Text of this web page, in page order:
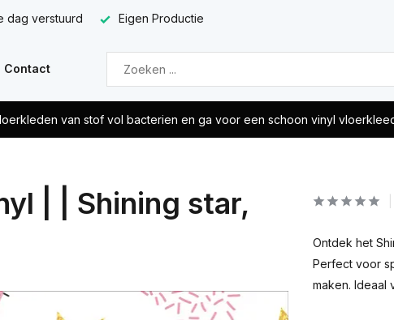
dag verstuurd Eigen Productie
Contact
van stof vol bacterien en ga voor een schoon vinyl
| | Shining star,
Ontdek het
Perfect voor
maken. Ideaal